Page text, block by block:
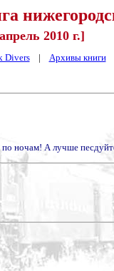
2010 г.]
Divers| Архивы книги
ночам! А лучше